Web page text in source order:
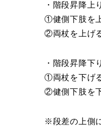
・階段昇降上り
①健側下肢を
②両杖を上げ
・階段昇降下り
①両杖を下げ
②健側下肢を
※段差の上側